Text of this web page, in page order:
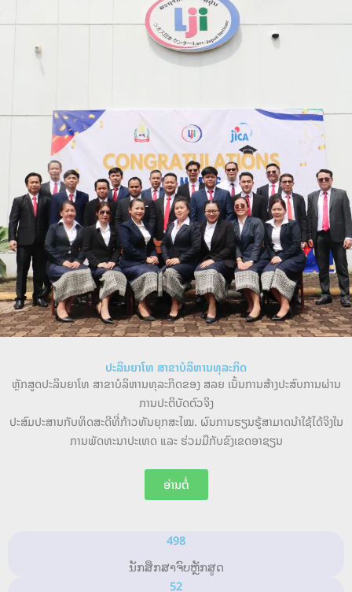
ປະລິນຍາໂທ ສາຂາບໍລິຫານທຸລະກິດ
ຫຼັກສູດປະລິນຍາໂທ ສາຂາບໍລິຫານທຸລະກິດຂອງ ສລຍ ເນັ້ນການສ້າງປະສົບການຜ່ານ
ການປະຕິບັດຕົວຈິງ
ປະສົມປະສານກັບທິດສະດີທີ່ກ້າວທັນຍຸກສະໄໝ. ຜົນການຮຽນຮູ້ສາມາດນໍາໃຊ້ໄດ້ຈິງໃນ
ການພັດທະນາປະເທດ ແລະ ຮ່ວມມືກັບຂົງເຂດອາຊຽນ
ອ່ານຕໍ່
498
ນັກສຶກສາຈົບຫຼັກສູດ
52